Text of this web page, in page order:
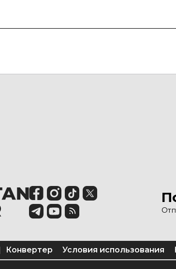
Конвертер Условия использования